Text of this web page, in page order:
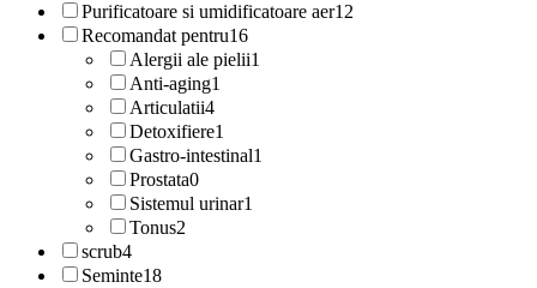
Purificatoare si umidificatoare aer12
Recomandat pentru16
Alergii ale pielii1
Anti-aging1
Articulatii4
Detoxifiere1
Gastro-intestinal1
Prostata0
Sistemul urinar1
Tonus2
scrub4
Seminte18